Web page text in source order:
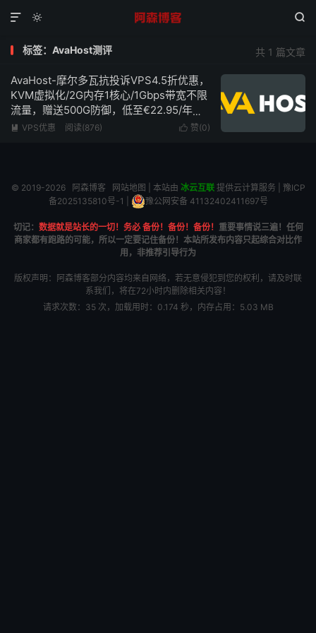
 

共 1 篇文章
标签：AvaHost测评
AvaHost-摩尔多瓦抗投诉VPS4.5折优惠，
KVM虚拟化/2G内存1核心/1Gbps带宽不限
流量，赠送500G防御，低至€22.95/年
起！
 赞(0)
 VPS优惠 阅读(876)
© 2019-2026 阿森博客 网站地图 | 本站由 冰云互联提供云计算服务 | 豫ICP
备2025135810号-1
豫公网安备 41132402411697号
切记： 数据就是站长的一切！务必 备份！备份！备份！ 重要事情说三遍！任何
商家都有跑路的可能，所以一定要记住备份！本站所发布内容只起综合对比作
用，非推荐引导行为
版权声明：阿森博客部分内容均来自网络，若无意侵犯到您的权利，请及时联
系我们，将在72小时内删除相关内容！
请求次数：35 次，加载用时：0.174 秒，内存占用：5.03 MB